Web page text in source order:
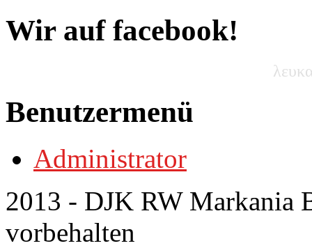
Wir auf facebook!
Benutzermenü
Administrator
2013 - DJK RW Markania
vorbehalten